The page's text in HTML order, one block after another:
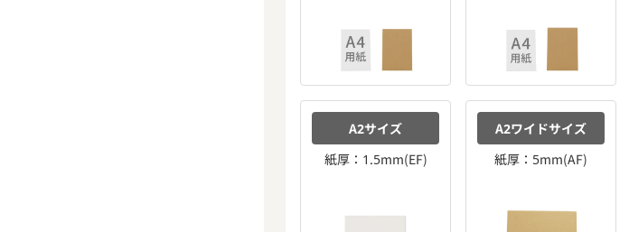
A2サイズ
紙厚：1.5mm(EF)
A2ワイドサイズ
紙厚：5mm(AF)